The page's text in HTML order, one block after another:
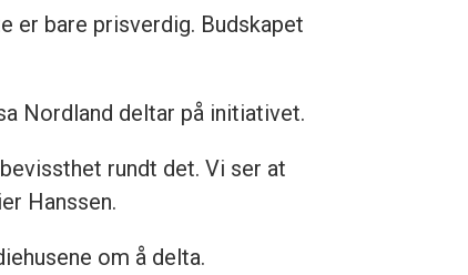
er bare prisverdig. Budskapet
Nordland deltar på initiativet.
rundt det. Vi ser at
Hanssen.
om å delta.